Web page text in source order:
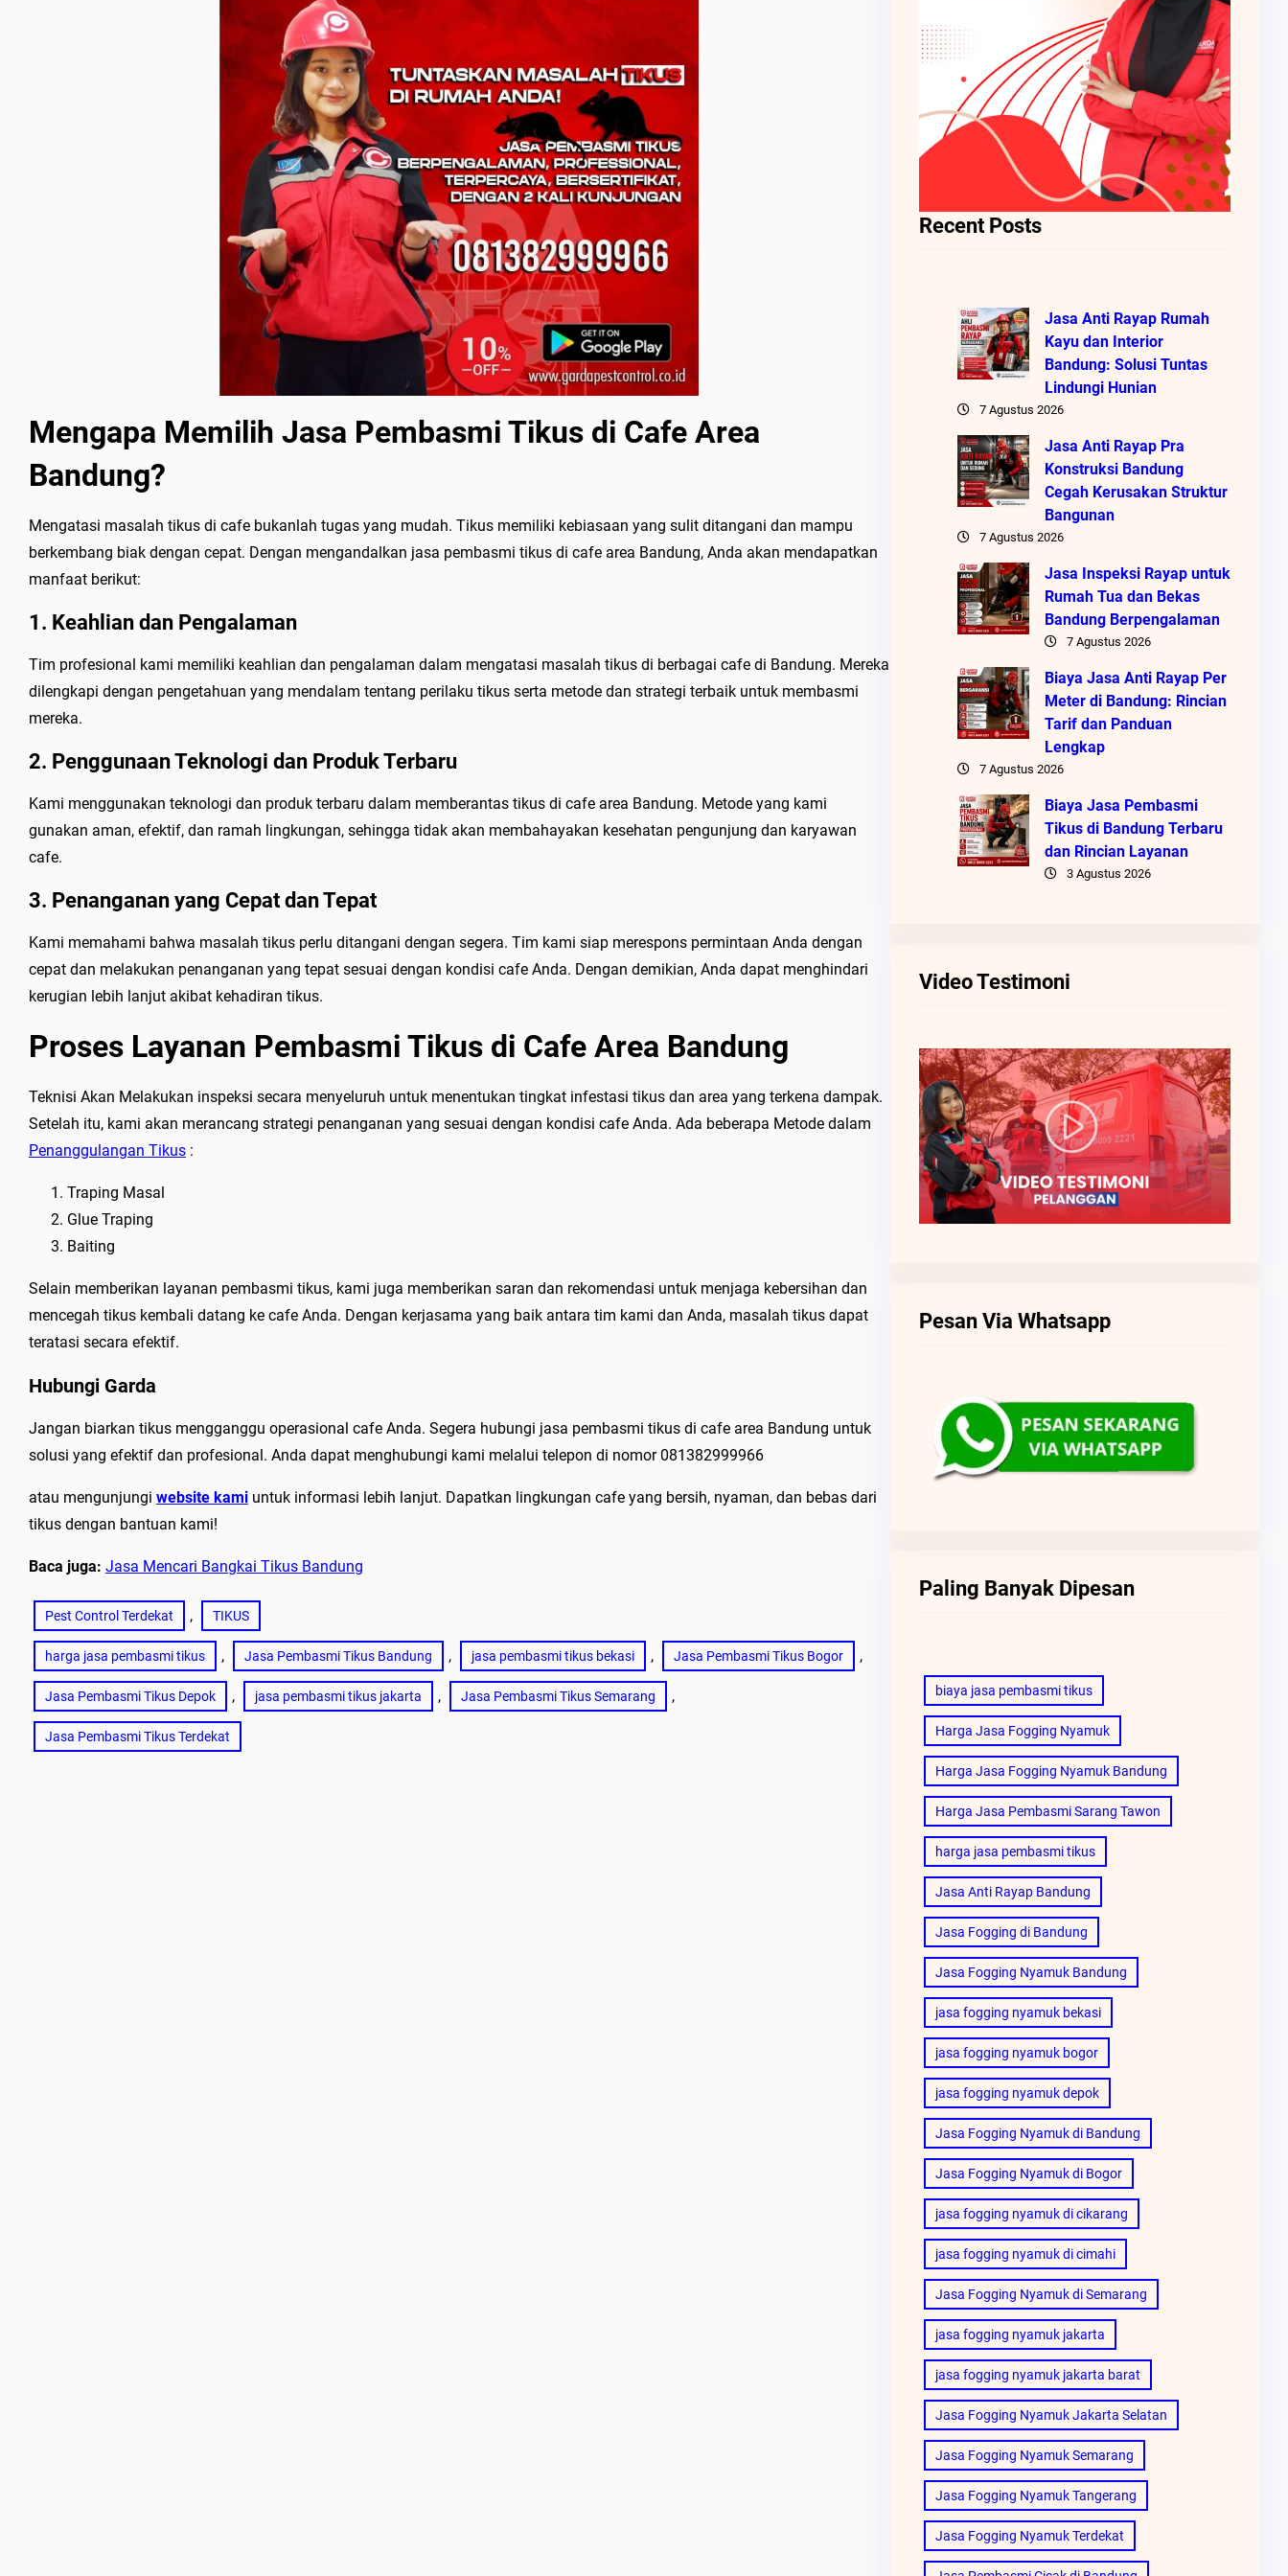
Mengapa Memilih Jasa Pembasmi Tikus di Cafe Area
Bandung?
Mengatasi masalah tikus di cafe bukanlah tugas yang mudah. Tikus memiliki kebiasaan yang sulit ditangani dan mampu
berkembang biak dengan cepat. Dengan mengandalkan jasa pembasmi tikus di cafe area Bandung, Anda akan mendapatkan
manfaat berikut:
1. Keahlian dan Pengalaman
Tim profesional kami memiliki keahlian dan pengalaman dalam mengatasi masalah tikus di berbagai cafe di Bandung. Mereka
dilengkapi dengan pengetahuan yang mendalam tentang perilaku tikus serta metode dan strategi terbaik untuk membasmi
mereka.
2. Penggunaan Teknologi dan Produk Terbaru
Kami menggunakan teknologi dan produk terbaru dalam memberantas tikus di cafe area Bandung. Metode yang kami
gunakan aman, efektif, dan ramah lingkungan, sehingga tidak akan membahayakan kesehatan pengunjung dan karyawan
cafe.
3. Penanganan yang Cepat dan Tepat
Kami memahami bahwa masalah tikus perlu ditangani dengan segera. Tim kami siap merespons permintaan Anda dengan
cepat dan melakukan penanganan yang tepat sesuai dengan kondisi cafe Anda. Dengan demikian, Anda dapat menghindari
kerugian lebih lanjut akibat kehadiran tikus.
Proses Layanan Pembasmi Tikus di Cafe Area Bandung
Teknisi Akan Melakukan inspeksi secara menyeluruh untuk menentukan tingkat infestasi tikus dan area yang terkena dampak.
Setelah itu, kami akan merancang strategi penanganan yang sesuai dengan kondisi cafe Anda. Ada beberapa Metode dalam
Penanggulangan Tikus :
Traping Masal
Glue Traping
Baiting
Selain memberikan layanan pembasmi tikus, kami juga memberikan saran dan rekomendasi untuk menjaga kebersihan dan
mencegah tikus kembali datang ke cafe Anda. Dengan kerjasama yang baik antara tim kami dan Anda, masalah tikus dapat
teratasi secara efektif.
Hubungi Garda
Jangan biarkan tikus mengganggu operasional cafe Anda. Segera hubungi jasa pembasmi tikus di cafe area Bandung untuk
solusi yang efektif dan profesional. Anda dapat menghubungi kami melalui telepon di nomor 081382999966
atau mengunjungi website kami untuk informasi lebih lanjut. Dapatkan lingkungan cafe yang bersih, nyaman, dan bebas dari
tikus dengan bantuan kami!
Baca juga: Jasa Mencari Bangkai Tikus Bandung
Pest Control Terdekat , TIKUS
harga jasa pembasmi tikus , Jasa Pembasmi Tikus Bandung , jasa pembasmi tikus bekasi , Jasa Pembasmi Tikus Bogor ,
Jasa Pembasmi Tikus Depok , jasa pembasmi tikus jakarta , Jasa Pembasmi Tikus Semarang ,
Jasa Pembasmi Tikus Terdekat
Recent Posts
Jasa Anti Rayap Rumah
Kayu dan Interior
Bandung: Solusi Tuntas
Lindungi Hunian
7 Agustus 2026
Jasa Anti Rayap Pra
Konstruksi Bandung
Cegah Kerusakan Struktur
Bangunan
7 Agustus 2026
Jasa Inspeksi Rayap untuk
Rumah Tua dan Bekas
Bandung Berpengalaman
7 Agustus 2026
Biaya Jasa Anti Rayap Per
Meter di Bandung: Rincian
Tarif dan Panduan
Lengkap
7 Agustus 2026
Biaya Jasa Pembasmi
Tikus di Bandung Terbaru
dan Rincian Layanan
3 Agustus 2026
Video Testimoni
Pesan Via Whatsapp
Paling Banyak Dipesan
biaya jasa pembasmi tikus
Harga Jasa Fogging Nyamuk
Harga Jasa Fogging Nyamuk Bandung
Harga Jasa Pembasmi Sarang Tawon
harga jasa pembasmi tikus
Jasa Anti Rayap Bandung
Jasa Fogging di Bandung
Jasa Fogging Nyamuk Bandung
jasa fogging nyamuk bekasi
jasa fogging nyamuk bogor
jasa fogging nyamuk depok
Jasa Fogging Nyamuk di Bandung
Jasa Fogging Nyamuk di Bogor
jasa fogging nyamuk di cikarang
jasa fogging nyamuk di cimahi
Jasa Fogging Nyamuk di Semarang
jasa fogging nyamuk jakarta
jasa fogging nyamuk jakarta barat
Jasa Fogging Nyamuk Jakarta Selatan
Jasa Fogging Nyamuk Semarang
Jasa Fogging Nyamuk Tangerang
Jasa Fogging Nyamuk Terdekat